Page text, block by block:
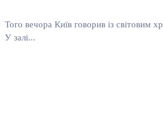
Того вечора Київ говорив із світовим
У залі...